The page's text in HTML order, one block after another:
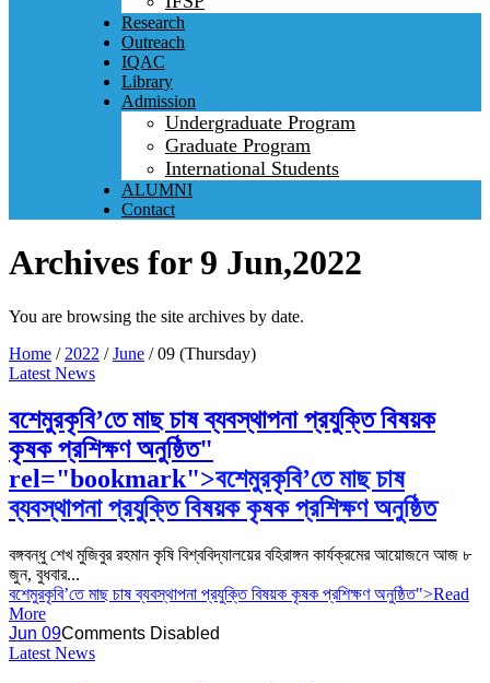
Research
Outreach
IQAC
Library
Admission
Undergraduate Program
Graduate Program
International Students
ALUMNI
Contact
Archives for 9 Jun,2022
You are browsing the site archives by date.
Home / 2022 /June /09 (Thursday)
Latest News
বশেমুরকৃবি’তে মাছ চাষ ব্যবস্থাপনা প্রযুক্তি বিষয়ক
কৃষক প্রশিক্ষণ অনুষ্ঠিত"
rel="bookmark">বশেমুরকৃবি’তে মাছ চাষ
ব্যবস্থাপনা প্রযুক্তি বিষয়ক কৃষক প্রশিক্ষণ অনুষ্ঠিত
বঙ্গবন্ধু শেখ মুজিবুর রহমান কৃষি বিশ্ববিদ্যালয়ের বহিরাঙ্গন কার্যক্রমের আয়োজনে আজ ৮
জুন, বুধবার...
বশেমুরকৃবি’তে মাছ চাষ ব্যবস্থাপনা প্রযুক্তি বিষয়ক কৃষক প্রশিক্ষণ অনুষ্ঠিত">Read
More
Jun 09Comments Disabled
Latest News